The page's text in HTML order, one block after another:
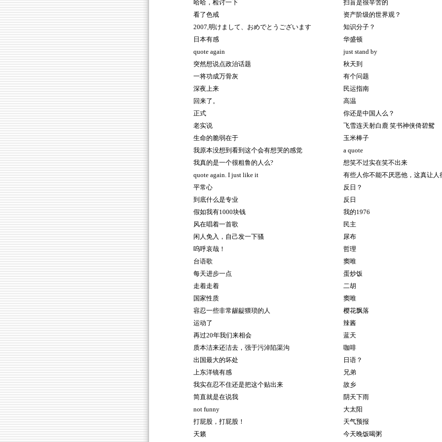
哈哈，检讨一下
看了色戒
2007,明けまして、おめでとうございます
日本有感
quote again
突然想说点政治话题
一将功成万骨灰
深夜上来
回来了。
正式
老实说
生命的脆弱在于
我原本没想到看到这个会有想哭的感觉
我真的是一个很粗鲁的人么?
quote again. I just like it
平常心
到底什么是专业
假如我有1000块钱
风在唱着一首歌
闲人免入，自己发一下骚
呜呼哀哉！
台语歌
每天进步一点
走着走着
国家性质
容忍一些非常龌龊猥琐的人
运动了
再过20年我们来相会
质本洁来还洁去，强于污淖陷渠沟
出国最大的坏处
上东洋镜有感
我实在忍不住还是把这个贴出来
简直就是在说我
not funny
打屁股，打屁股！
天籁
扫盲是很辛苦的
资产阶级的世界观？
知识分子？
华盛顿
just stand by
秋天到
有个问题
民运指南
高温
你还是中国人么？
飞雪连天射白鹿 笑书神侠倚碧鸳
玉米棒子
a quote
想笑不过实在笑不出来
有些人你不能不厌恶他，这真让人
反日？
反日
我的1976
民主
尿布
哲理
窦唯
蛋炒饭
二胡
窦唯
樱花飘落
辣酱
蓝天
咖啡
日语？
兄弟
故乡
阴天下雨
大太阳
天气预报
今天晚饭喝粥